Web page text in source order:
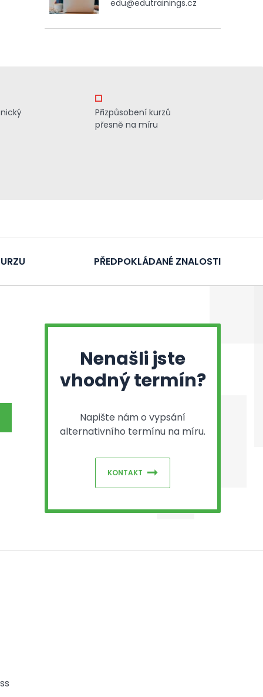
edu@edutrainings.cz
Přizpůsobení kurzů
přesně na míru
PŘEDPOKLÁDANÉ ZNALOSTI
Nenašli jste
vhodný termín?
Napište nám o vypsání
alternativního termínu na míru.
KONTAKT